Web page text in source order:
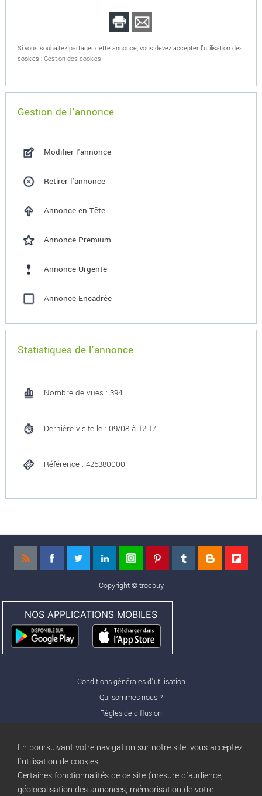
Si vous souhaitez partager cette annonce, vous devez accepter l'utilisation des
cookies : Gestion des cookies
Gestion de l'annonce
Modifier l'annonce
Retirer l'annonce
Annonce en Tête
Annonce Premium
Annonce Urgente
Annonce Encadrée
Statistiques de l'annonce
Nombre de vues : 394
Dernière visite le : 09/08 à 12:17
Référence : 425380000
Copyright ©trocbuy
NOS APPLICATIONS MOBILES
Conditions générales d'utilisation
Qui sommes nous ?
Règles de diffusion
Nos offres Pro
Publicité
Conditions d’Utilisation
En poursuivant votre navigation sur notre site, vous acceptez
l'utilisation de cookies.
Certaines fonctionnalités de ce site (mesure d'audience,
géolocalisation des annonces, mémorisation de votre